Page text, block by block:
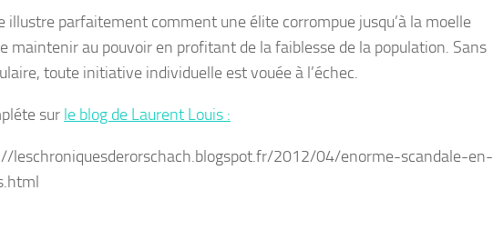
illustre parfaitement comment une élite corrompue jusqu’à la moelle
maintenir au pouvoir en profitant de la faiblesse de la population. Sans
toute initiative individuelle est vouée à l’échec.
sur le blog de Laurent Louis :
leschroniquesderorschach.blogspot.fr/2012/04/enorme-scandale-en-